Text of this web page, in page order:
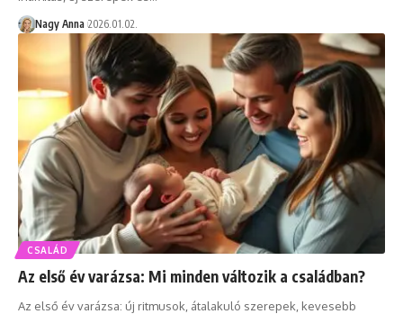
Nagy Anna 2026.01.02.
CSALÁD
Az első év varázsa: Mi minden változik a családban?
Az első év varázsa: új ritmusok, átalakuló szerepek, kevesebb